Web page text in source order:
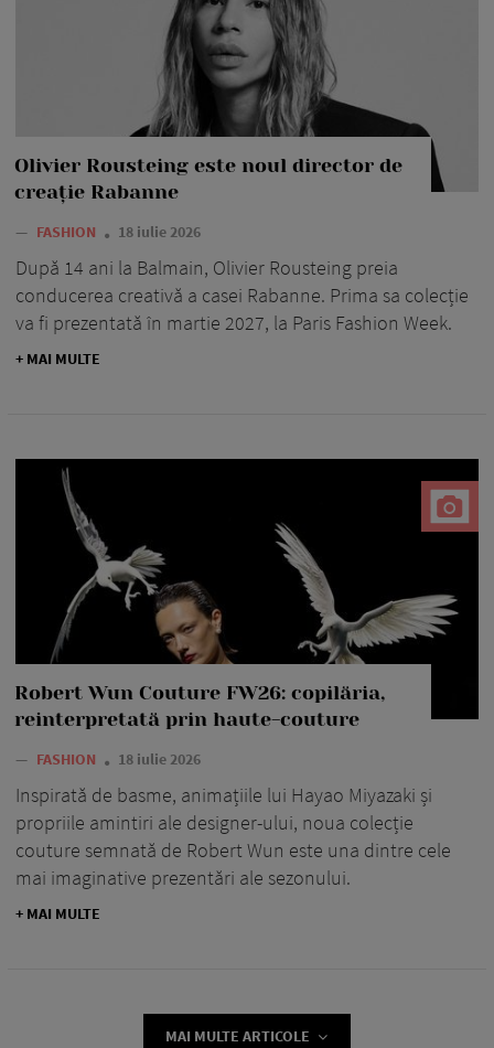
Olivier Rousteing este noul director de
creație Rabanne
— FASHION 18 iulie 2026
După 14 ani la Balmain, Olivier Rousteing preia
conducerea creativă a casei Rabanne. Prima sa colecție
va fi prezentată în martie 2027, la Paris Fashion Week.
+ MAI MULTE
Robert Wun Couture FW26: copilăria,
reinterpretată prin haute-couture
— FASHION 18 iulie 2026
Inspirată de basme, animațiile lui Hayao Miyazaki și
propriile amintiri ale designer-ului, noua colecție
couture semnată de Robert Wun este una dintre cele
mai imaginative prezentări ale sezonului.
+ MAI MULTE
MAI MULTE ARTICOLE